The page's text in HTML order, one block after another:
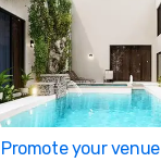
Promote your venue